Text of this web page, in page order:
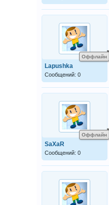
Оффлайн
Lapushka
Сообщений: 0
Оффлайн
SaXaR
Сообщений: 0